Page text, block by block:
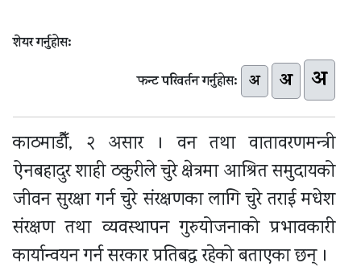
शेयर गर्नुहोस:
फन्ट परिवर्तन गर्नुहोस: अ अ अ
काठमाडौँ, २ असार । वन तथा वातावरणमन्त्री
ऐनबहादुर शाही ठकुरीले चुरे क्षेत्रमा आश्रित समुदायको
जीवन सुरक्षा गर्न चुरे संरक्षणका लागि चुरे तराई मधेश
संरक्षण तथा व्यवस्थापन गुरुयोजनाको प्रभावकारी
कार्यान्वयन गर्न सरकार प्रतिबद्ध रहेको बताएका छन् ।